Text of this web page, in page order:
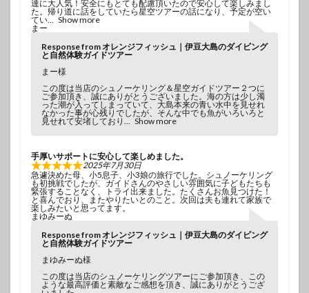
達に大人気！安全にもとても配慮頂いたので安心して楽しみまし
た。帰り道に話をしていたら星空ツアーの話になり、予定が空い
てい
Show more
まー
Response from オレンジフィッシュ｜伊豆大島のダイビング
と自然体験ガイドツアー
まー様
この度は当店のシュノーケリング＆星空ガイドツアー２つに
ご参加頂き、誠にありがとうございました。海の方は少し濁
った潮が入ってしまっていて、大島本来の青い水中を見せれ
なかった事が心残りでしたが、そんな中でも魚がいろいろと
見せれて安堵しており
Show more
手厚いサポートに安心して楽しめました。
2025年7月30日
急遽決めた母、小5息子、小3娘の旅行でした。シュノーケリング
も初挑戦でしたが、ガイドさんのやさしい雰囲気に子どもたちも
緊張することなく、トライ出来ました。たくさんお魚見つけた！
と喜んでおり、またやりたいとのこと。次回は夫も連れて家族で
楽しみたいと思ってます。
まゆみーぬ
Response from オレンジフィッシュ｜伊豆大島のダイビング
と自然体験ガイドツアー
まゆみーぬ様
この度は当店のシュノーケリングツアーにご参加頂き、この
ような最高評価と素敵なご感想を頂き、誠にありがとうござ